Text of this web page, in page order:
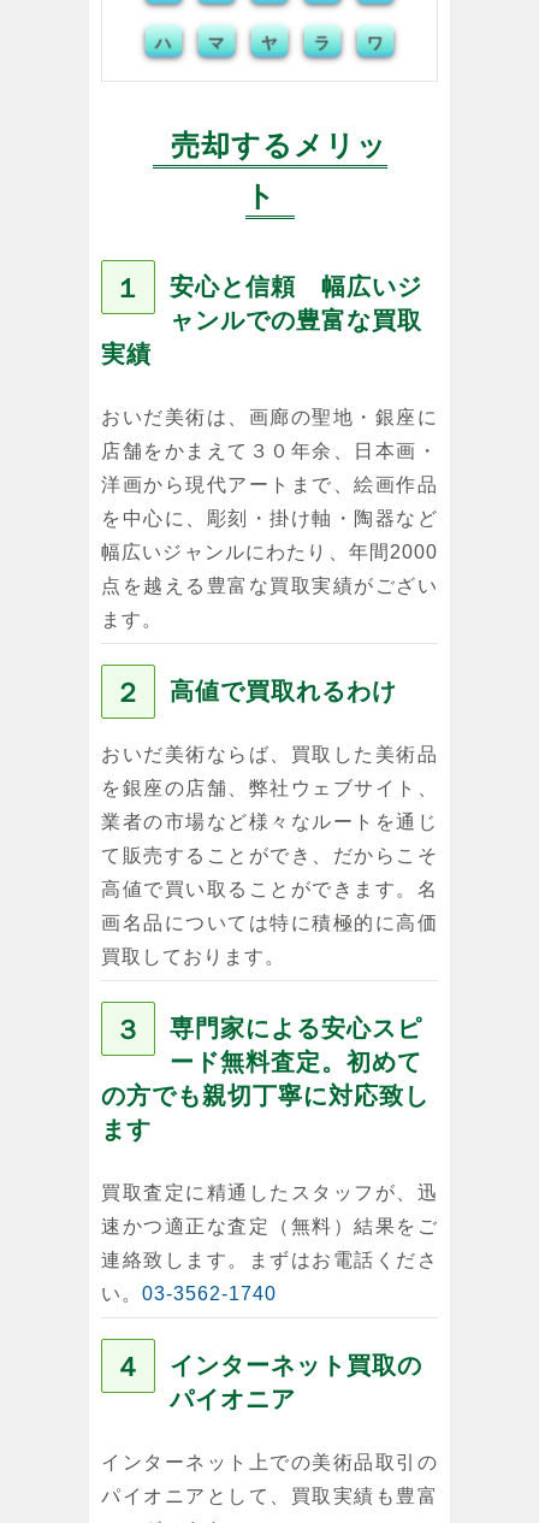
ハ マ ヤ ラ ワ
売却するメリッ
ト
１
安心と信頼 幅広いジ
ャンルでの豊富な買取
実績
おいだ美術は、画廊の聖地・銀座に
店舗をかまえて３０年余、日本画・
洋画から現代アートまで、絵画作品
を中心に、彫刻・掛け軸・陶器など
幅広いジャンルにわたり、年間2000
点を越える豊富な買取実績がござい
ます。
２ 高値で買取れるわけ
おいだ美術ならば、買取した美術品
を銀座の店舗、弊社ウェブサイト、
業者の市場など様々なルートを通じ
て販売することができ、だからこそ
高値で買い取ることができます。名
画名品については特に積極的に高価
買取しております。
３
専門家による安心スピ
ード無料査定。初めて
の方でも親切丁寧に対応致し
ます
買取査定に精通したスタッフが、迅
速かつ適正な査定（無料）結果をご
連絡致します。まずはお電話くださ
い。 03-3562-1740
４
インターネット買取の
パイオニア
インターネット上での美術品取引の
パイオニアとして、買取実績も豊富